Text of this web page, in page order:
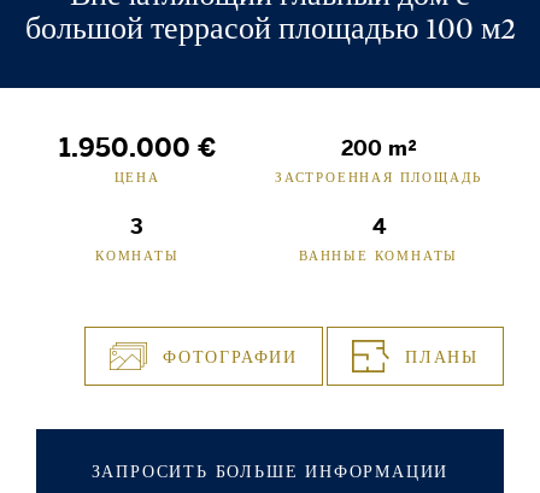
большой террасой площадью 100 м2
1.950.000 €
ЦЕНА
200 m²
ЗАСТРОЕННАЯ ПЛОЩАДЬ
3
КОМНАТЫ
4
ВАННЫЕ КОМНАТЫ
ФОТОГРАФИИ ПЛАНЫ
ЗАПРОСИТЬ БОЛЬШЕ ИНФОРМАЦИИ